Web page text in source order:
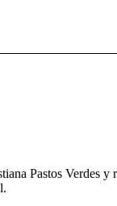
Pastos Verdes